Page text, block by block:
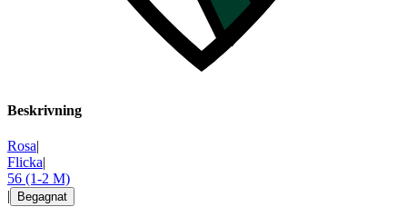
Beskrivning
Rosa|
Flicka|
56 (1-2 M)
|
Begagnat